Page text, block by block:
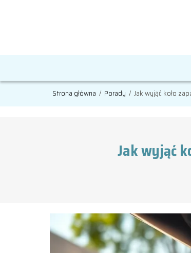
Strona główna / Porady / Jak wyjąć koło
Jak wyjąć